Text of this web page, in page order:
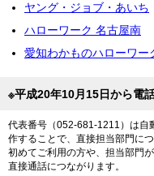
ヤング・ジョブ・あいち
ハローワーク 名古屋南
愛知わかものハローワー
※平成20年10月15日から電
代表番号（052-681-1211）は自
作することで、直接担当部門につ
初めてご利用の方や、担当部門
直接通話につながります。